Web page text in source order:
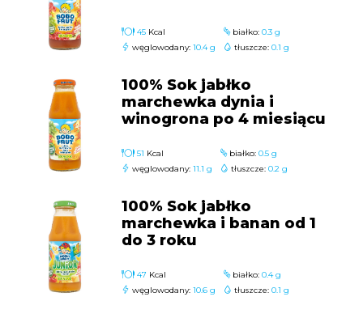
45 Kcal
węglowodany: 10.4 g
białko: 0.3 g
tłuszcze: 0.1 g
100% Sok jabłko
marchewka dynia i
winogrona po 4 miesiącu
51 Kcal
węglowodany: 11.1 g
białko: 0.5 g
tłuszcze: 0.2 g
100% Sok jabłko
marchewka i banan od 1
do 3 roku
47 Kcal
węglowodany: 10.6 g
białko: 0.4 g
tłuszcze: 0.1 g